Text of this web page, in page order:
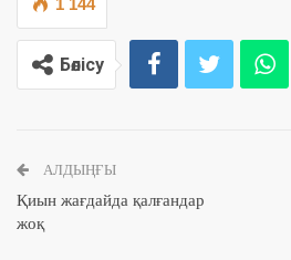
1 144
Бөлісу
АЛДЫҢҒЫ
Қиын жағдайда қалғандар
жоқ